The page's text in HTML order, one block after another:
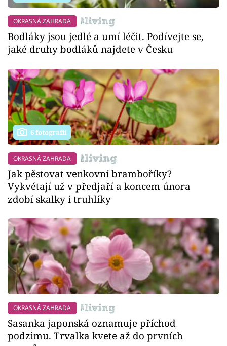
OKRASNÁ ZAHRADA
Bodláky jsou jedlé a umí léčit. Podívejte se,
jaké druhy bodláků najdete v Česku
6 fotografií
OKRASNÁ ZAHRADA
Jak pěstovat venkovní bramboříky?
Vykvétají už v předjaří a koncem února
zdobí skalky i truhlíky
OKRASNÁ ZAHRADA
Sasanka japonská oznamuje příchod
podzimu. Trvalka kvete až do prvních